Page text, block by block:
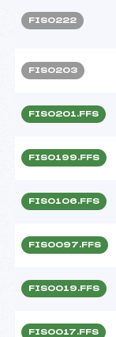
FIS0222
FIS0203
FIS0201.FFS
FIS0199.FFS
FIS0106.FFS
FIS0097.FFS
FIS0019.FFS
FIS0017.FFS